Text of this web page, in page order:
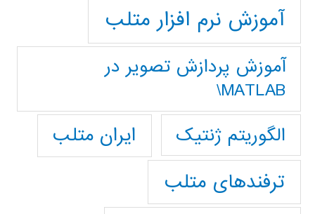
آموزش نرم افزار متلب
آموزش پردازش تصوير در
MATLAB\
الگوریتم ژنتیک
ایران متلب
ترفندهای متلب